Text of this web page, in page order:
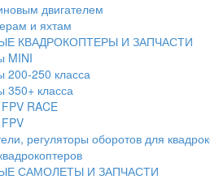
двигателем
и яхтам
КВАДРОКОПТЕРЫ И ЗАПЧАСТИ
MINI
200-250 класса
350+ класса
RACE
регуляторы оборотов для
САМОЛЕТЫ И ЗАПЧАСТИ